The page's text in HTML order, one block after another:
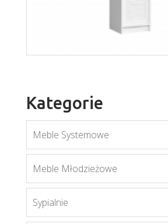
Więcej
Kategorie
Meble Systemowe
Meble Młodzieżowe
Sypialnie